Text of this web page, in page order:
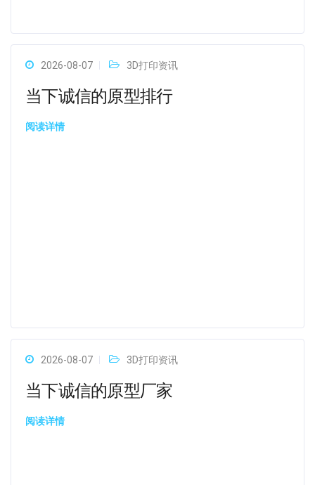
2026-08-07 3D打印资讯
当下诚信的原型排行
阅读详情
2026-08-07 3D打印资讯
当下诚信的原型厂家
阅读详情